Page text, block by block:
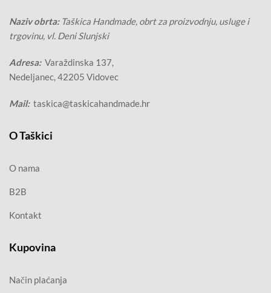
Naziv obrta: Taškica Handmade, obrt za proizvodnju, usluge i
trgovinu, vl. Deni Slunjski
Adresa:Varaždinska 137,
Nedeljanec, 42205 Vidovec
Mail: taskica@taskicahandmade.hr
O Taškici
O nama
B2B
Kontakt
Kupovina
Način plaćanja